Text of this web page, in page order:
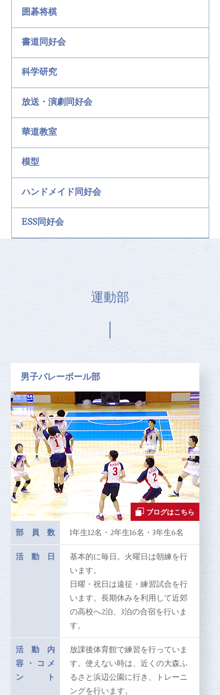
囲碁将棋
書道同好会
科学研究
放送・演劇同好会
華道教室
模型
ハンドメイド同好会
ESS同好会
運動部
男子バレーボール部
ブログはこちら
部員数 1年生12名・2年生16名・3年生6名
活動日
基本的に毎日。火曜日は朝練を行
います。
日曜・祝日は遠征・練習試合を行
います。長期休みを利用して近郊
の高校へ2泊、3泊の合宿を行いま
す。
活動内
容
・
コメ
ント
放課後体育館で練習を行っていま
す。使えない時は、近くの大森ふ
るさと浜辺公園に行き、トレーニ
ングを行います。